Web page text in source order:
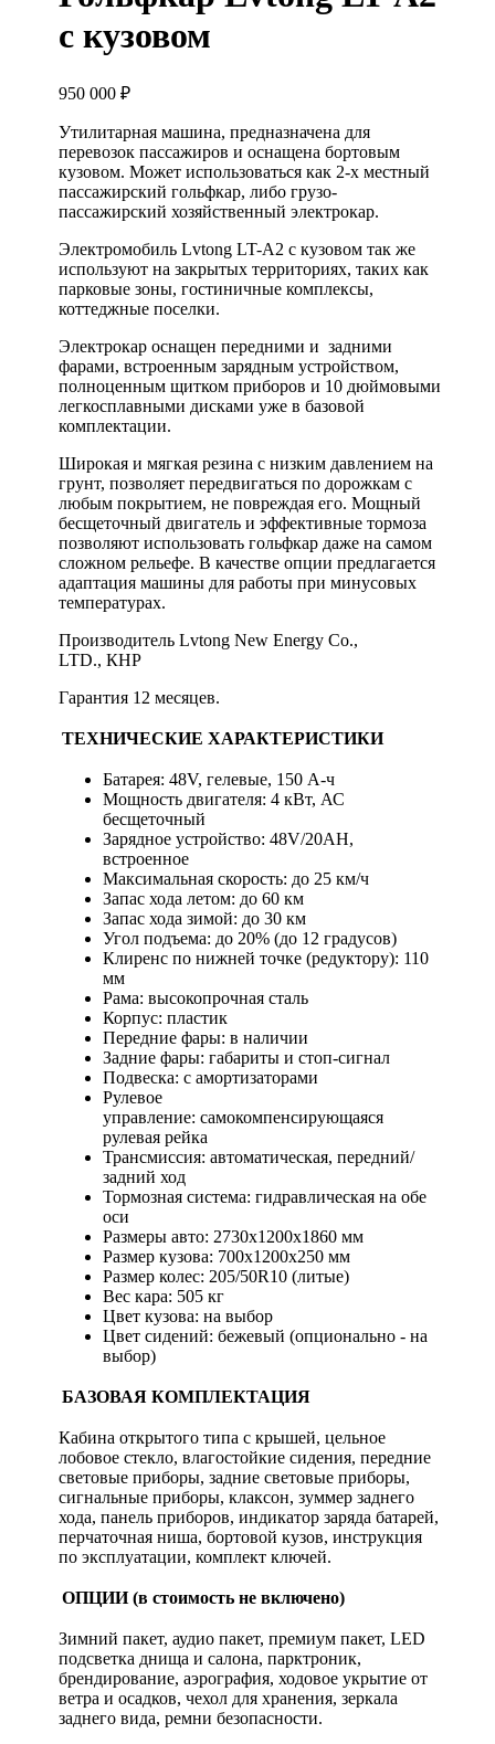
с кузовом
950 000 ₽
Утилитарная машина, предназначена для
перевозок пассажиров и оснащена бортовым
кузовом. Может использоваться как 2-х местный
пассажирский гольфкар, либо грузо-
пассажирский хозяйственный электрокар.
Электромобиль Lvtong LT-A2 с кузовом так же
используют на закрытых территориях, таких как
парковые зоны, гостиничные комплексы,
коттеджные поселки.
Электрокар оснащен передними и задними
фарами, встроенным зарядным устройством,
полноценным щитком приборов и 10 дюймовыми
легкосплавными дисками уже в базовой
комплектации.
Широкая и мягкая резина с низким давлением на
грунт, позволяет передвигаться по дорожкам с
любым покрытием, не повреждая его. Мощный
бесщеточный двигатель и эффективные тормоза
позволяют использовать гольфкар даже на самом
сложном рельефе. В качестве опции предлагается
адаптация машины для работы при минусовых
температурах.
Производитель Lvtong New Energy Co.,
LTD., КНР
Гарантия 12 месяцев.
ТЕХНИЧЕСКИЕ ХАРАКТЕРИСТИКИ
Батарея: 48V, гелевые, 150 А-ч
Мощность двигателя: 4 кВт, АС
бесщеточный
Зарядное устройство: 48V/20AH,
встроенное
Максимальная скорость: до 25 км/ч
Запас хода летом: до 60 км
Запас хода зимой: до 30 км
Угол подъема: до 20% (до 12 градусов)
Клиренс по нижней точке (редуктору): 110
мм
Рама: высокопрочная сталь
Корпус: пластик
Передние фары: в наличии
Задние фары: габариты и стоп-сигнал
Подвеска: с амортизаторами
Рулевое
управление: самокомпенсирующаяся
рулевая рейка
Трансмиссия: автоматическая, передний/
задний ход
Тормозная система: гидравлическая на обе
оси
Размеры авто: 2730х1200х1860 мм
Размер кузова: 700х1200х250 мм
Размер колес: 205/50R10 (литые)
Вес кара: 505 кг
Цвет кузова: на выбор
Цвет сидений: бежевый (опционально - на
выбор)
БАЗОВАЯ КОМПЛЕКТАЦИЯ
Кабина открытого типа с крышей, цельное
лобовое стекло, влагостойкие сидения, передние
световые приборы, задние световые приборы,
сигнальные приборы, клаксон, зуммер заднего
хода, панель приборов, индикатор заряда батарей,
перчаточная ниша, бортовой кузов, инструкция
по эксплуатации, комплект ключей.
ОПЦИИ (в стоимость не включено)
Зимний пакет, аудио пакет, премиум пакет, LED
подсветка днища и салона, парктроник,
брендирование, аэрография, ходовое укрытие от
ветра и осадков, чехол для хранения, зеркала
заднего вида, ремни безопасности.